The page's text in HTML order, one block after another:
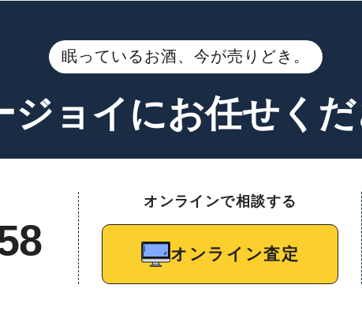
眠っているお酒、今が売りどき。
ジョイにお任せく
オンラインで相談する
オンライン査定